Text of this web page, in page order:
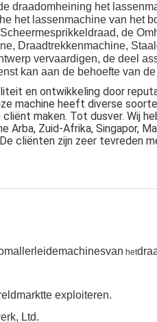
draadomheining het
het lassenmachine van het
de
Draadtrekkenmachine,
vervaardigen, de deel
kan aan de behoefte van
en ontwikkeling door
machine heeft diverse
maken. Tot dusver. Wij
Arba, Zuid-Afrika, Singapor,
cliënten zijn zeer tevreden
het
exploiteren.
Ltd.